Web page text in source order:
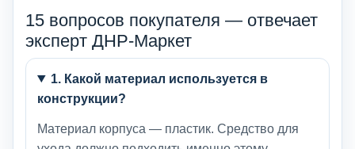
15 вопросов покупателя — отвечает
эксперт ДНР-Маркет
1. Какой материал используется в
конструкции?
Материал корпуса — пластик. Средство для